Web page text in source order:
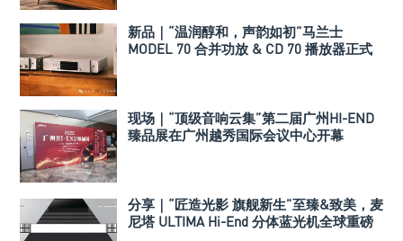
新品｜“温润醇和，声韵如初”马兰士
MODEL 70 合并功放 & CD 70 播放器正式
现场｜“顶级音响云集”第二届广州HI-END
臻品展在广州越秀国际会议中心开幕
分享｜“匠造光影 旗舰新生”至臻&致美，麦
尼塔 ULTIMA Hi-End 分体蓝光机全球重磅